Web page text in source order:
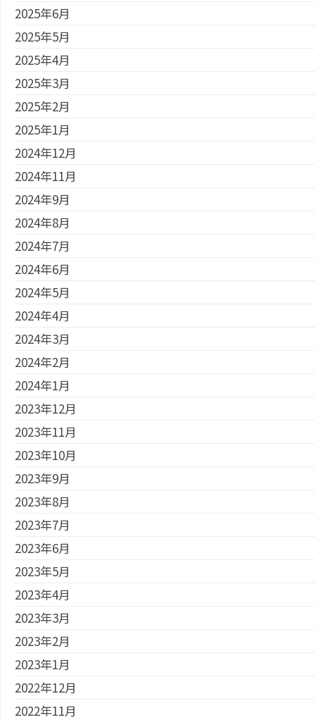
2025年6月
2025年5月
2025年4月
2025年3月
2025年2月
2025年1月
2024年12月
2024年11月
2024年9月
2024年8月
2024年7月
2024年6月
2024年5月
2024年4月
2024年3月
2024年2月
2024年1月
2023年12月
2023年11月
2023年10月
2023年9月
2023年8月
2023年7月
2023年6月
2023年5月
2023年4月
2023年3月
2023年2月
2023年1月
2022年12月
2022年11月